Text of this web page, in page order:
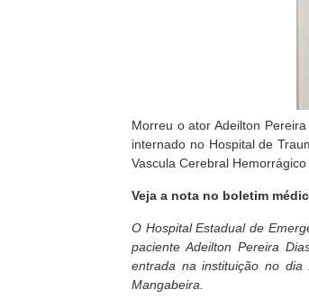
Morreu o ator Adeilton
internado no Hospital de
Vascula Cerebral Hemorrágico
Veja a nota no boletim
O Hospital Estadual de
paciente Adeilton Pereira
entrada na instituição no dia
Mangabeira.